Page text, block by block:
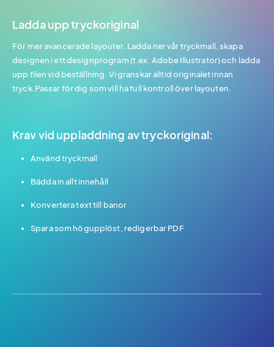
Ladda upp tryckoriginal
För mer avancerade layouter. Ladda ner vår tryckmall, skapa
designen i ett designprogram (t.ex. Adobe Illustrator) och ladda
upp filen vid beställning. Vi granskar alltid originalet innan
tryck.Passar för dig som vill ha full kontroll över layouten.
Krav vid uppladdning av tryckoriginal:
Använd tryckmall
Bädda in allt innehåll
Konvertera text till banor
Spara som högupplöst, redigerbar PDF